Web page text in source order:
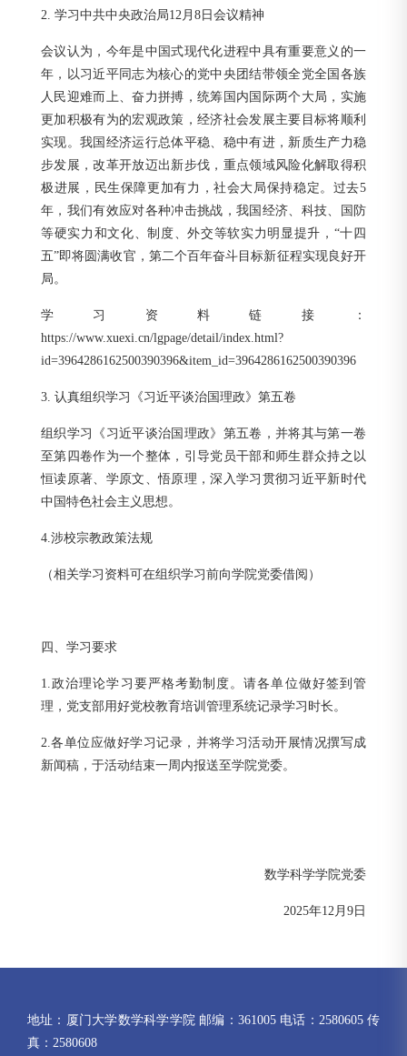
2. 学习中共中央政治局12月8日会议精神
会议认为，今年是中国式现代化进程中具有重要意义的一
年，以习近平同志为核心的党中央团结带领全党全国各族
人民迎难而上、奋力拼搏，统筹国内国际两个大局，实施
更加积极有为的宏观政策，经济社会发展主要目标将顺利
实现。我国经济运行总体平稳、稳中有进，新质生产力稳
步发展，改革开放迈出新步伐，重点领域风险化解取得积
极进展，民生保障更加有力，社会大局保持稳定。过去5
年，我们有效应对各种冲击挑战，我国经济、科技、国防
等硬实力和文化、制度、外交等软实力明显提升，“十四
五”即将圆满收官，第二个百年奋斗目标新征程实现良好开
局。
学习资料链接：
https://www.xuexi.cn/lgpage/detail/index.html?
id=3964286162500390396&item_id=3964286162500390396
3. 认真组织学习《习近平谈治国理政》第五卷
组织学习《习近平谈治国理政》第五卷，并将其与第一卷
至第四卷作为一个整体，引导党员干部和师生群众持之以
恒读原著、学原文、悟原理，深入学习贯彻习近平新时代
中国特色社会主义思想。
4.涉校宗教政策法规
（相关学习资料可在组织学习前向学院党委借阅）
四、学习要求
1.政治理论学习要严格考勤制度。请各单位做好签到管
理，党支部用好党校教育培训管理系统记录学习时长。
2.各单位应做好学习记录，并将学习活动开展情况撰写成
新闻稿，于活动结束一周内报送至学院党委。
数学科学学院党委
2025年12月9日
地址：厦门大学数学科学学院 邮编：361005 电话：2580605 传
真：2580608